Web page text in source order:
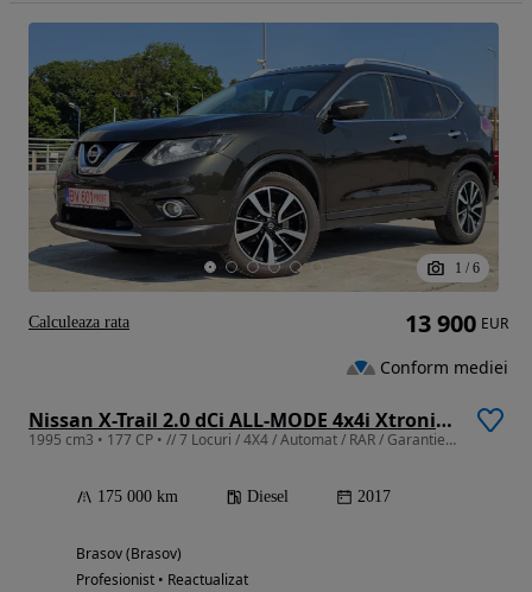
1 / 6
Nissan X-Trail 2.0 dCi ALL-MODE 4x4i Xtronic Tekna
1995 cm3 • 177 CP • // 7 Locuri / 4X4 / Automat / RAR / Garantie / Numere PROVIZORII //
175 000 km Diesel 2017
Brasov (Brasov)
Profesionist • Reactualizat
13 900 EUR
Conform mediei
Calculeaza rata